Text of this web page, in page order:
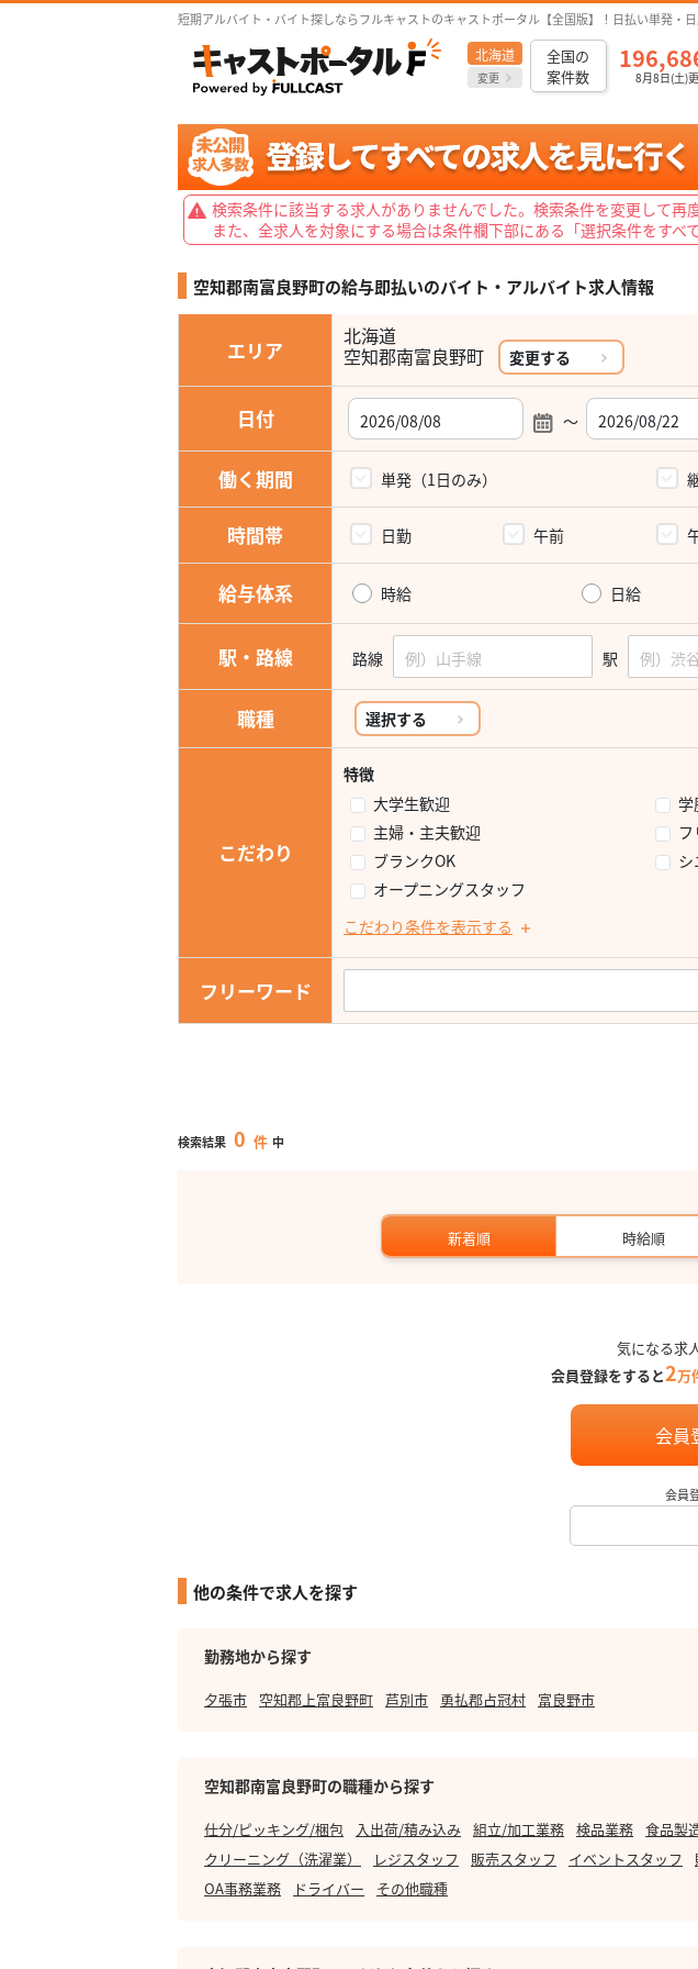
短期アルバイト・バイト探しならフルキャストのキャストポータル【全国版】！日払い単発・
北海道
変更
全国の
案件数
8月8日(土)
検索条件に該当する求人がありませんでした。検索条件を変更して再
また、全求人を対象にする場合は条件欄下部にある「選択条件をすべ
空知郡南富良野町の給与即払いのバイト・アルバイト求人情報
エリア
北海道
空知郡南富良野町 変更する
日付 ～
働く期間 単発（1日のみ）
時間帯 日勤 午前
給与体系 時給 日給
駅・路線 路線 駅
職種 選択する
こだわり
特徴
大学生歓迎
学
主婦・主夫歓迎
ブランクOK
オープニングスタッフ
こだわり条件を表示する
フリーワード
検索結果 0 件 中
新着順 時給順
気になる求
会員登録をすると2万
会員
会員
他の条件で求人を探す
勤務地から探す
夕張市 空知郡上富良野町 芦別市 勇払郡占冠村 富良野市
空知郡南富良野町の職種から探す
仕分/ピッキング/梱包 入出荷/積み込み 組立/加工業務 検品業務 食品製
クリーニング（洗濯業）
レジスタッフ 販売スタッフ イベントスタッフ
OA事務業務
ドライバー その他職種